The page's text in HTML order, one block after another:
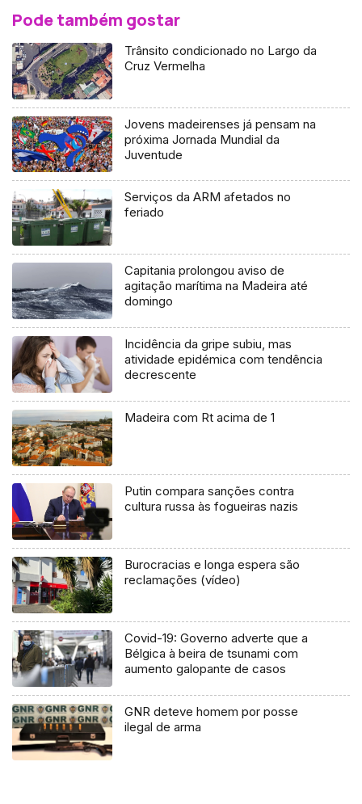
Pode também gostar
Trânsito condicionado no Largo da
Cruz Vermelha
Jovens madeirenses já pensam na
próxima Jornada Mundial da
Juventude
Serviços da ARM afetados no
feriado
Capitania prolongou aviso de
agitação marítima na Madeira até
domingo
Incidência da gripe subiu, mas
atividade epidémica com tendência
decrescente
Madeira com Rt acima de 1
Putin compara sanções contra
cultura russa às fogueiras nazis
Burocracias e longa espera são
reclamações (vídeo)
Covid-19: Governo adverte que a
Bélgica à beira de tsunami com
aumento galopante de casos
GNR deteve homem por posse
ilegal de arma